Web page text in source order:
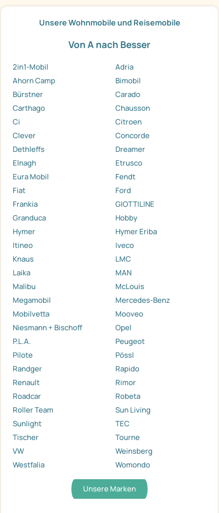
Unsere Wohnmobile und Reisemobile
Von A nach Besser
2in1-Mobil
Adria
Ahorn Camp
Bimobil
Bürstner
Carado
Carthago
Chausson
Ci
Citroen
Clever
Concorde
Dethleffs
Dreamer
Elnagh
Etrusco
Eura Mobil
Fendt
Fiat
Ford
Frankia
GIOTTILINE
Granduca
Hobby
Hymer
Hymer Eriba
Itineo
Iveco
Knaus
LMC
Laika
MAN
Malibu
McLouis
Megamobil
Mercedes-Benz
Mobilvetta
Mooveo
Niesmann + Bischoff
Opel
P.L.A.
Peugeot
Pilote
Pössl
Randger
Rapido
Renault
Rimor
Roadcar
Robeta
Roller Team
Sun Living
Sunlight
TEC
Tischer
Tourne
VW
Weinsberg
Westfalia
Womondo
Unsere Marken